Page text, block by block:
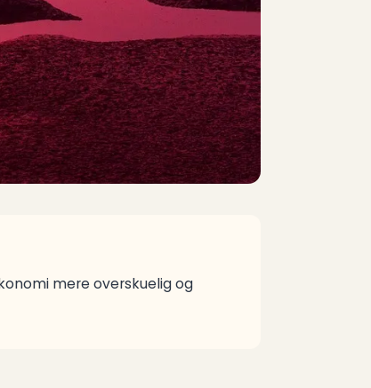
mere overskuelig og